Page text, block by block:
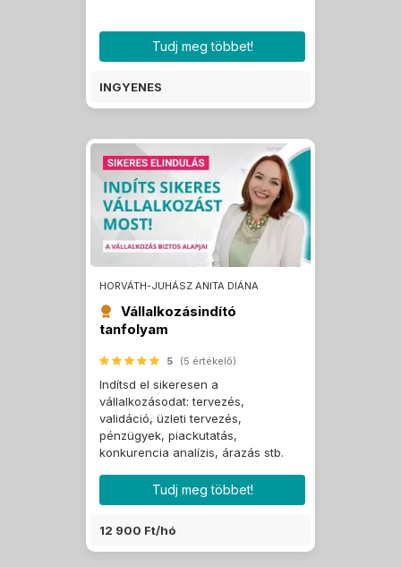
Tudj meg többet!
INGYENES
HORVÁTH-JUHÁSZ ANITA DIÁNA
Vállalkozásindító
tanfolyam
5 (5 értékelő)
Indítsd el sikeresen a
vállalkozásodat: tervezés,
validáció, üzleti tervezés,
pénzügyek, piackutatás,
konkurencia analízis, árazás stb.
Tudj meg többet!
12 900 Ft/hó